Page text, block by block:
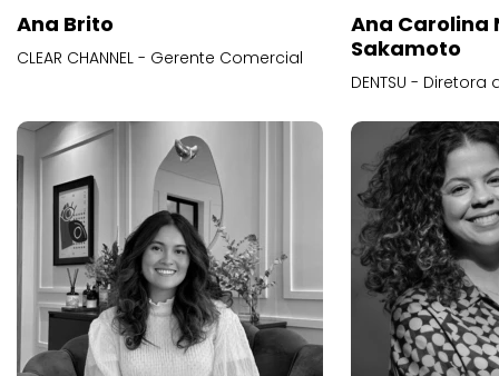
Ana Brito
CLEAR CHANNEL - Gerente Comercial
Ana Carolina
Sakamoto
DENTSU -